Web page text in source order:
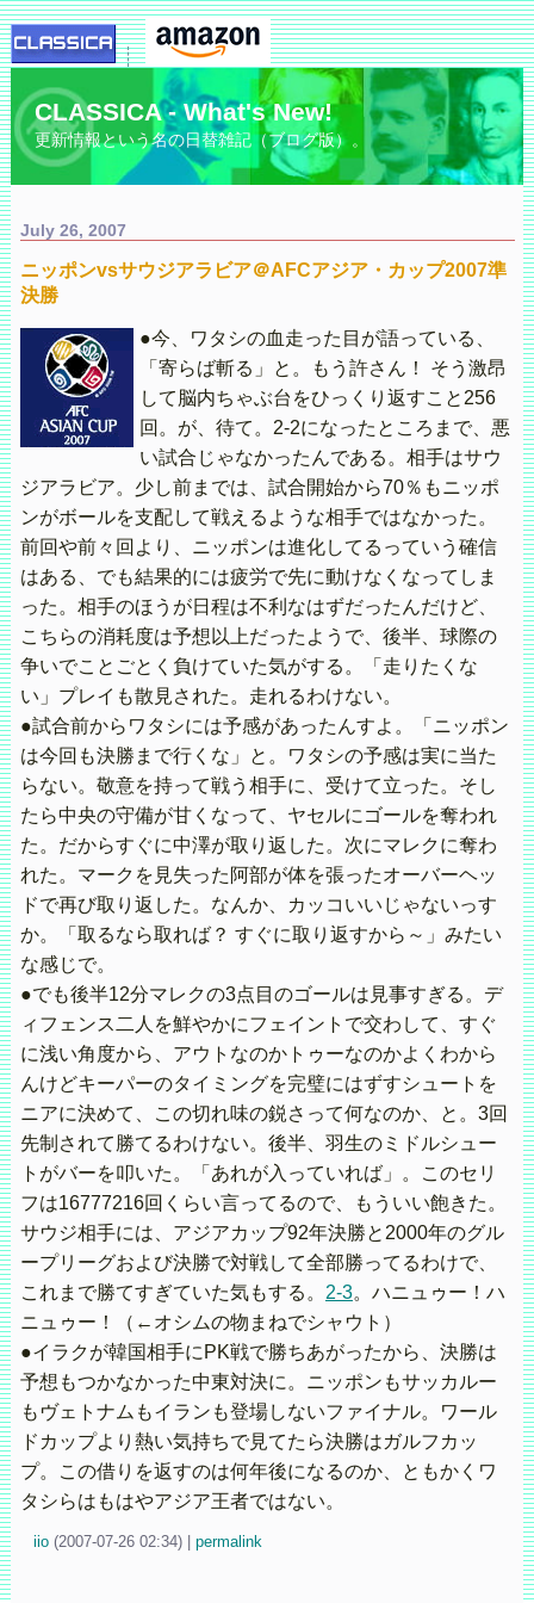
CLASSICA - What's New!
更新情報という名の日替雑記（ブログ版）。
July 26, 2007
ニッポンvsサウジアラビア＠AFCアジア・カップ2007準
決勝
●今、ワタシの血走った目が語っている、
「寄らば斬る」と。もう許さん！ そう激昂
して脳内ちゃぶ台をひっくり返すこと256
回。が、待て。2-2になったところまで、悪
い試合じゃなかったんである。相手はサウ
ジアラビア。少し前までは、試合開始から70％もニッポ
ンがボールを支配して戦えるような相手ではなかった。
前回や前々回より、ニッポンは進化してるっていう確信
はある、でも結果的には疲労で先に動けなくなってしま
った。相手のほうが日程は不利なはずだったんだけど、
こちらの消耗度は予想以上だったようで、後半、球際の
争いでことごとく負けていた気がする。「走りたくな
い」プレイも散見された。走れるわけない。
●試合前からワタシには予感があったんすよ。「ニッポン
は今回も決勝まで行くな」と。ワタシの予感は実に当た
らない。敬意を持って戦う相手に、受けて立った。そし
たら中央の守備が甘くなって、ヤセルにゴールを奪われ
た。だからすぐに中澤が取り返した。次にマレクに奪わ
れた。マークを見失った阿部が体を張ったオーバーヘッ
ドで再び取り返した。なんか、カッコいいじゃないっす
か。「取るなら取れば？ すぐに取り返すから～」みたい
な感じで。
●でも後半12分マレクの3点目のゴールは見事すぎる。デ
ィフェンス二人を鮮やかにフェイントで交わして、すぐ
に浅い角度から、アウトなのかトゥーなのかよくわから
んけどキーパーのタイミングを完璧にはずすシュートを
ニアに決めて、この切れ味の鋭さって何なのか、と。3回
先制されて勝てるわけない。後半、羽生のミドルシュー
トがバーを叩いた。「あれが入っていれば」。このセリ
フは16777216回くらい言ってるので、もういい飽きた。
サウジ相手には、アジアカップ92年決勝と2000年のグル
ープリーグおよび決勝で対戦して全部勝ってるわけで、
これまで勝てすぎていた気もする。 2-3。ハニュゥー！ハ
ニュゥー！（←オシムの物まねでシャウト）
●イラクが韓国相手にPK戦で勝ちあがったから、決勝は
予想もつかなかった中東対決に。ニッポンもサッカルー
もヴェトナムもイランも登場しないファイナル。ワール
ドカップより熱い気持ちで見てたら決勝はガルフカッ
プ。この借りを返すのは何年後になるのか、ともかくワ
タシらはもはやアジア王者ではない。
iio (2007-07-26 02:34) permalink